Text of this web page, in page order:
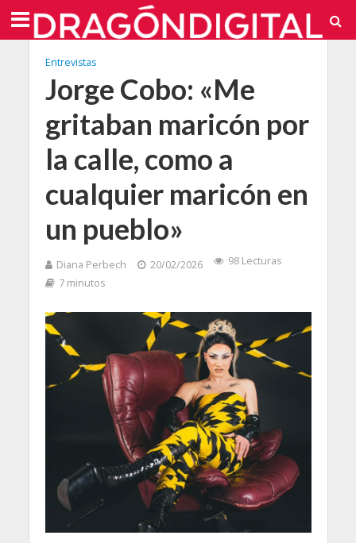
Entrevistas
Jorge Cobo: «Me
gritaban maricón por
la calle, como a
cualquier maricón en
un pueblo»
Diana Perbech 20/02/2026
98 Lecturas
7 minutos